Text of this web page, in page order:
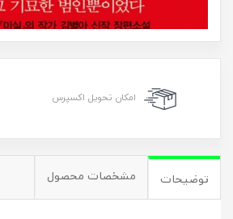
امکان تحویل اکسپرس
توضیحات مشخصات محصول